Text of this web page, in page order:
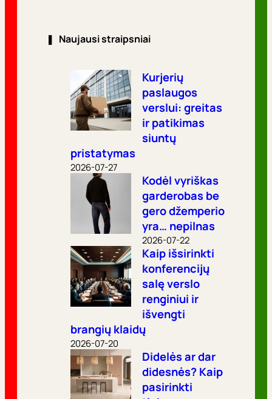
❚ Naujausi straipsniai
Kurjerių
paslaugos
verslui: greitas
ir patikimas
siuntų
pristatymas
2026-07-27
Kodėl vyriškas
garderobas be
gero džemperio
yra… nepilnas
2026-07-22
Kaip išsirinkti
konferencijų
salę verslo
renginiui ir
išvengti
brangių klaidų
2026-07-20
Didelės ar dar
didesnės? Kaip
pasirinkti